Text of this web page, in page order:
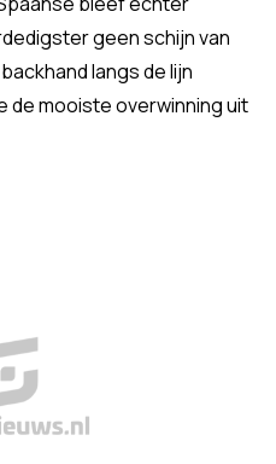
geen schijn van
langs de lijn
de mooiste overwinning uit